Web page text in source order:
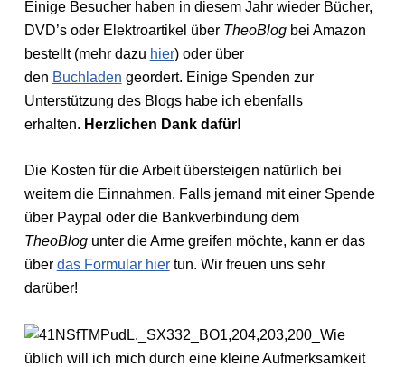
Einige Besucher haben in diesem Jahr wieder Bücher,
DVD’s oder Elektroartikel über TheoBlogbei Amazon
bestellt (mehr dazu hier) oder über
den Buchladen geordert. Einige Spenden zur
Unterstützung des Blogs habe ich ebenfalls
erhalten. Herzlichen Dank dafür!
Die Kosten für die Arbeit übersteigen natürlich bei
weitem die Einnahmen. Falls jemand mit einer Spende
über Paypal oder die Bankverbindung dem
TheoBlogunter die Arme greifen möchte, kann er das
über das Formular hiertun. Wir freuen uns sehr
darüber!
Wie
üblich will ich mich durch eine kleine Aufmerksamkeit